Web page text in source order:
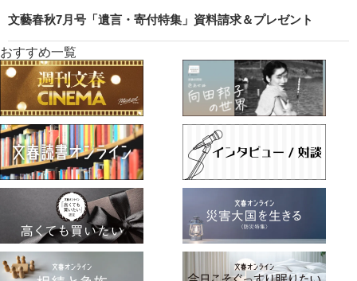
文藝春秋7月号「遺言・寄付特集」資料請求＆プレゼント
おすすめ一覧